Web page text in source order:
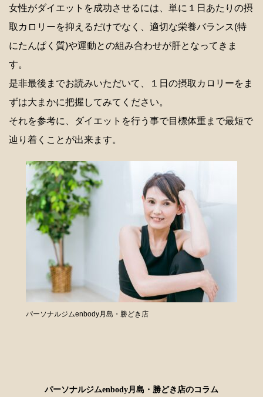
女性がダイエットを成功させるには、単に１日あたりの摂
取カロリーを抑えるだけでなく、適切な栄養バランス(特
にたんぱく質)や運動との組み合わせが肝となってきま
す。
是非最後までお読みいただいて、１日の摂取カロリーをま
ずは大まかに把握してみてください。
それを参考に、ダイエットを行う事で目標体重まで最短で
辿り着くことが出来ます。
パーソナルジムenbody月島・勝どき店
パーソナルジムenbody月島・勝どき店のコラム